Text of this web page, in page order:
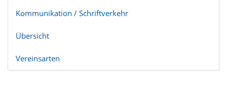
Kommunikation / Schriftverkehr
Übersicht
Vereinsarten